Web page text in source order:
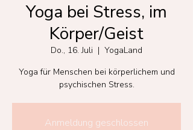
Yoga bei Stress, im
Körper/Geist
Do., 16. Juli
  |
YogaLand
Yoga für Menschen bei körperlichem und
psychischen Stress.
Anmeldung geschlossen